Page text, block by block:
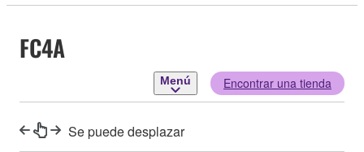
FC4A
Menú Encontrar una tienda
Se puede desplazar